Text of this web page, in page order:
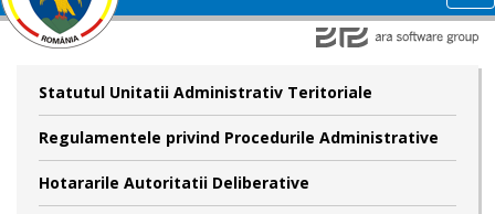
Statutul Unitatii Administrativ Teritoriale
Regulamentele privind Procedurile Administrative
Hotararile Autoritatii Deliberative